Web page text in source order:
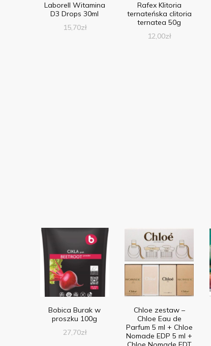
Laborell Witamina
D3 Drops 30ml
15,70zł
Rafex Klitoria
ternateńska clitoria
ternatea 50g
12,00zł
Bobica Burak w
proszku 100g
27,70zł
Chloe zestaw –
Chloe Eau de
Parfum 5 ml + Chloe
Nomade EDP 5 ml +